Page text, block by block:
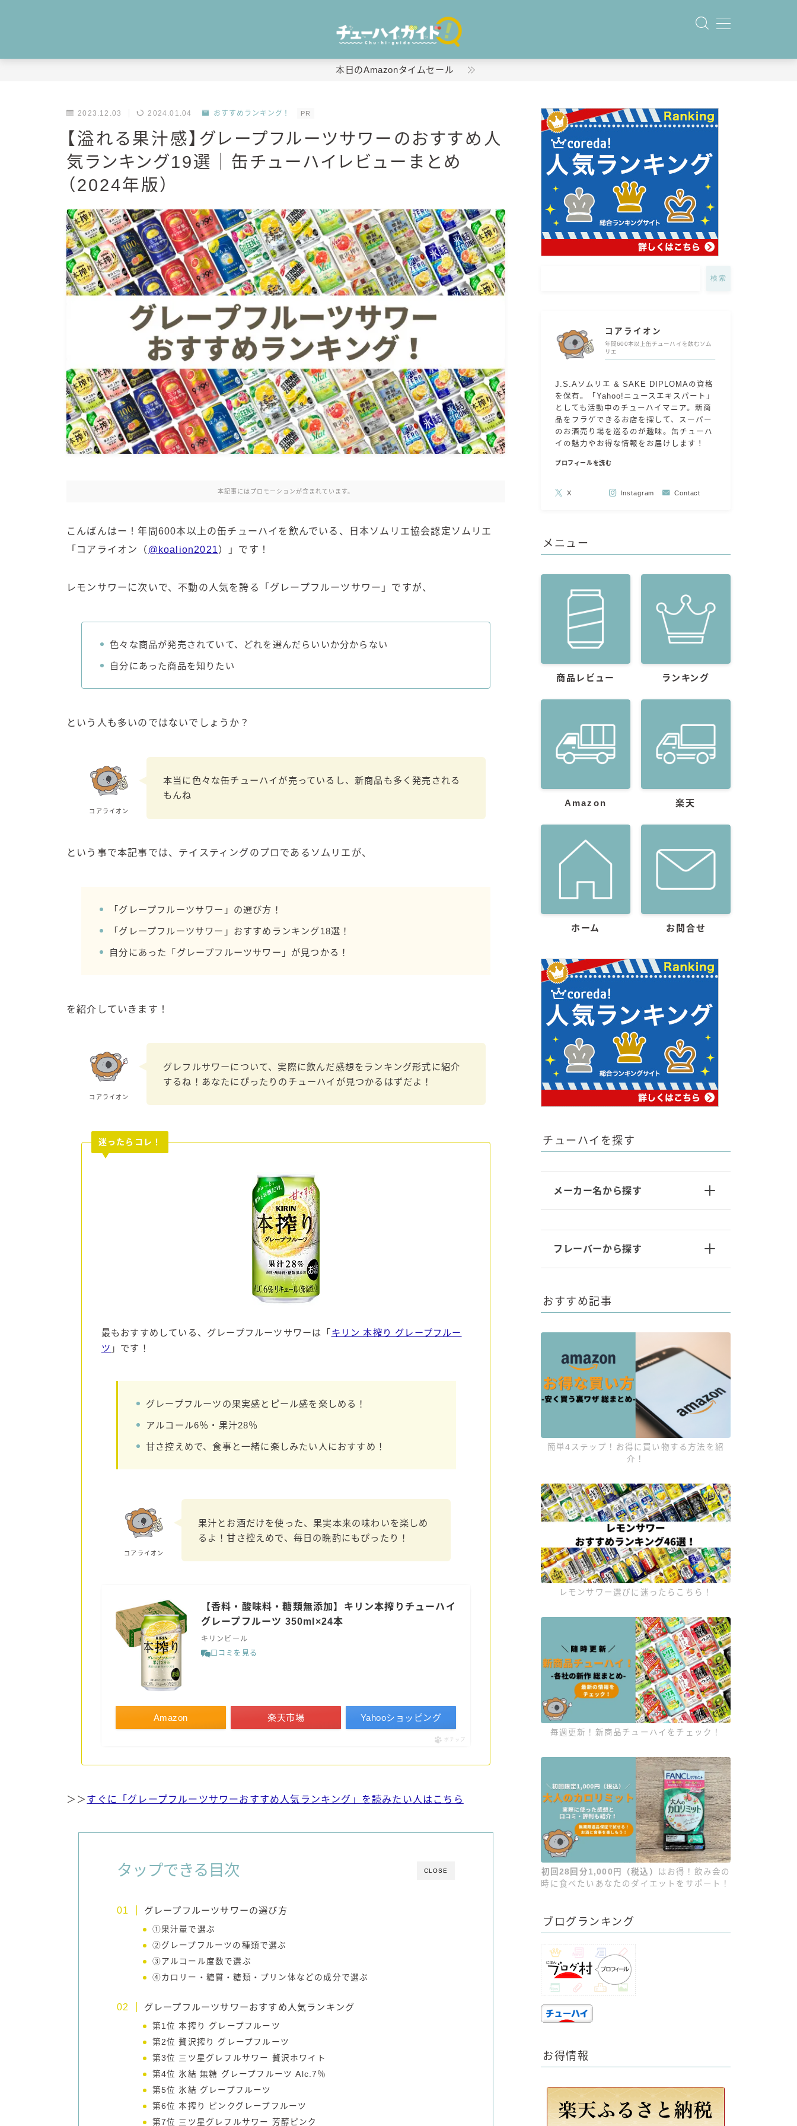
ホーム
商品レビュー
キリン
氷結
氷結 無糖
氷結 ストロング
麒麟特製サワー
麒麟 発酵サワー
麹レモンサワー
本搾り
スミノフ セルツァー
サントリー
ー196℃ ストロングゼロ
ー196℃ 瞬間凍結
ー196℃ ザ・まるごと
角ハイボール
GREEN1/2（グリーンハーフ）
贅沢搾り
99.99（フォーナイン）
WATER SOUR(ウォーターサワ)
宝酒造
極上レモンサワー
極上フルーツサワー
すみか
檸檬堂
コラム
お問い合わせ
本日のAmazonタイムセール
2023.12.03 2024.01.04 おすすめランキング！ PR
【溢れる果汁感】グレープフルーツサワーのおすすめ人
気ランキング19選｜缶チューハイレビューまとめ
（2024年版）
本記事にはプロモーションが含まれています。
こんばんはー！年間600本以上の缶チューハイを飲んでいる、日本ソムリエ協会認定ソムリエ
「コアライオン（ @koalion2021）」です！
レモンサワーに次いで、不動の人気を誇る「グレープフルーツサワー」ですが、
色々な商品が発売されていて、どれを選んだらいいか分からない
自分にあった商品を知りたい
という人も多いのではないでしょうか？
コアライオン
本当に色々な缶チューハイが売っているし、新商品も多く発売される
もんね
という事で本記事では、テイスティングのプロであるソムリエが、
「グレープフルーツサワー」の選び方！
「グレープフルーツサワー」おすすめランキング18選！
自分にあった「グレープフルーツサワー」が見つかる！
を紹介していきます！
コアライオン
グレフルサワーについて、実際に飲んだ感想をランキング形式に紹介
するね！あなたにぴったりのチューハイが見つかるはずだよ！
迷ったらコレ！
最もおすすめしている、グレープフルーツサワーは「 キリン 本搾り グレープフルー
ツ 」です！
グレープフルーツの果実感とピール感を楽しめる！
アルコール6％・果汁28％
甘さ控えめで、食事と一緒に楽しみたい人におすすめ！
コアライオン
果汁とお酒だけを使った、果実本来の味わいを楽しめ
るよ！甘さ控えめで、毎日の晩酌にもぴったり！
【香料・酸味料・糖類無添加】キリン本搾りチューハイ
グレープフルーツ 350ml×24本
キリンビール
口コミを見る
Amazon 楽天市場 Yahooショッピング
ポチップ
＞＞ すぐに「グレープフルーツサワーおすすめ人気ランキング」を読みたい人はこちら
CLOSE
タップできる目次
グレープフルーツサワーの選び方
①果汁量で選ぶ
②グレープフルーツの種類で選ぶ
③アルコール度数で選ぶ
④カロリー・糖質・糖類・プリン体などの成分で選ぶ
グレープフルーツサワーおすすめ人気ランキング
第1位 本搾り グレープフルーツ
第2位 贅沢搾り グレープフルーツ
第3位 三ツ星グレフルサワー 贅沢ホワイト
第4位 氷結 無糖 グレープフルーツ Alc.7％
第5位 氷結 グレープフルーツ
第6位 本搾り ピンクグレープフルーツ
第7位 三ツ星グレフルサワー 芳醇ピンク
検索
コアライオン
年間600本以上缶チューハイを飲むソム
リエ
J.S.Aソムリエ & SAKE DIPLOMAの資格
を保有。「Yahoo!ニュースエキスパート」
としても活動中のチューハイマニア。新商
品をフラゲできるお店を探して、スーパー
のお酒売り場を巡るのが趣味。缶チューハ
イの魅力やお得な情報をお届けします！
プロフィールを読む
X Instagram Contact
メニュー
商品レビュー ランキング
Amazon 楽天
ホーム お問合せ
チューハイを探す
メーカー名から探す
フレーバーから探す
おすすめ記事
簡単4ステップ！お得に買い物する方法を紹
介！
レモンサワー選びに迷ったらこちら！
毎週更新！新商品チューハイをチェック！
初回28回分1,000円（税込） はお得！飲み会の
時に食べたいあなたのダイエットをサポート！
ブログランキング
お得情報